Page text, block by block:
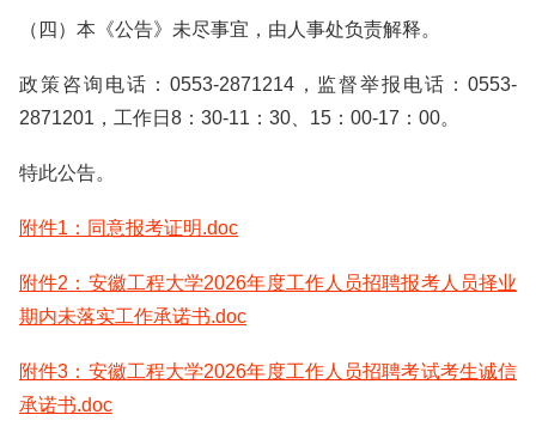
（四）本《公告》未尽事宜，由人事处负责解释。
政策咨询电话：0553-2871214，监督举报电话：0553-
2871201，工作日8：30-11：30、15：00-17：00。
特此公告。
附件1：同意报考证明.doc
附件2：安徽工程大学2026年度工作人员招聘报考人员择业
期内未落实工作承诺书.doc
附件3：安徽工程大学2026年度工作人员招聘考试考生诚信
承诺书.doc